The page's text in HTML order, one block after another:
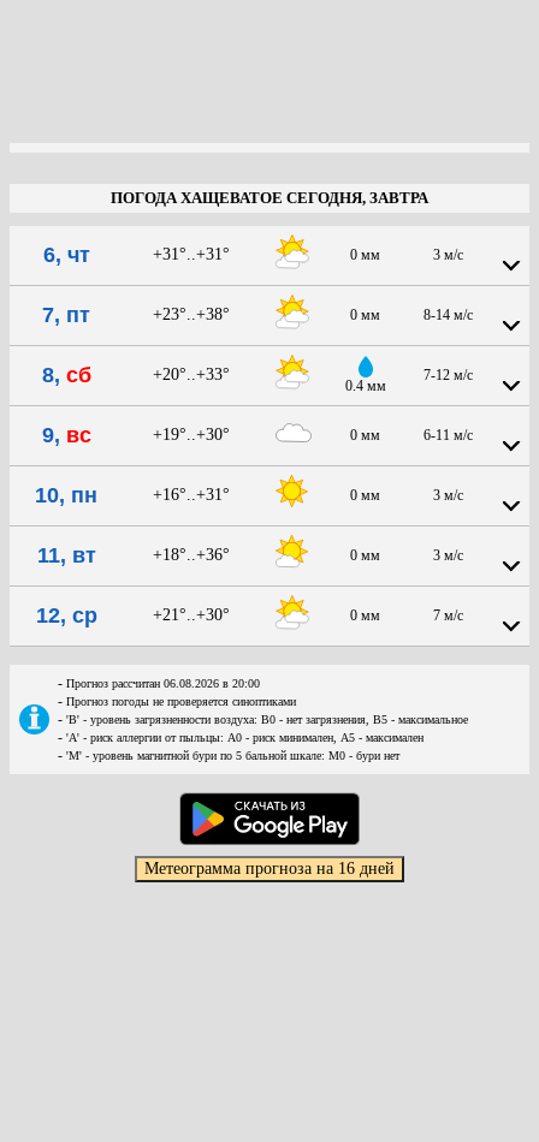
ПОГОДА ХАЩЕВАТОЕ СЕГОДНЯ, ЗАВТРА
6, чт +31°..+31° 0 мм 3 м/с
7, пт +23°..+38° 0 мм 8-14 м/с
8, сб +20°..+33°
0.4 мм
7-12 м/с
9, вс +19°..+30° 0 мм 6-11 м/с
10, пн +16°..+31° 0 мм 3 м/с
11, вт +18°..+36° 0 мм 3 м/с
12, ср +21°..+30° 0 мм 7 м/с
- Прогноз рассчитан 06.08.2026 в 20:00
- Прогноз погоды не проверяется синоптиками
- 'В' - уровень загрязненности воздуха: В0 - нет загрязнения, В5 - максимальное
- 'А' - риск аллергии от пыльцы: А0 - риск минимален, А5 - максимален
- 'М' - уровень магнитной бури по 5 бальной шкале: М0 - бури нет